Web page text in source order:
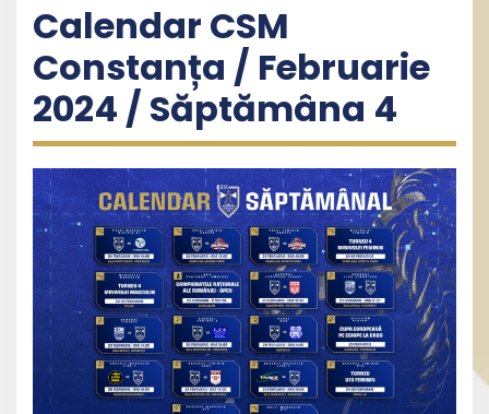
Calendar CSM
Constanța / Februarie
2024 / Săptămâna 4